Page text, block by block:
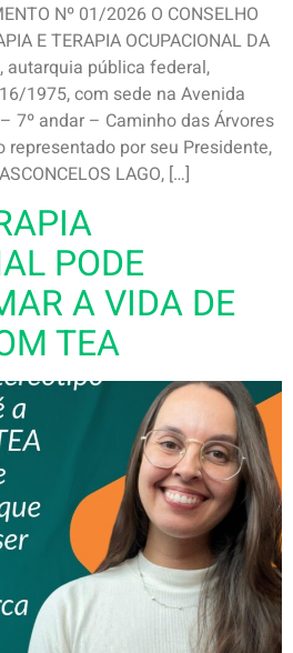
Nº 01/2026 O CONSELHO
E TERAPIA OCUPACIONAL DA
, autarquia pública federal,
1975, com sede na Avenida
7º andar – Caminho das Árvores
por seu Presidente,
LAGO, […]
PODE
A VIDA DE
TEA